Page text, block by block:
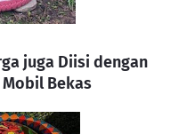
juga Diisi dengan
Bekas